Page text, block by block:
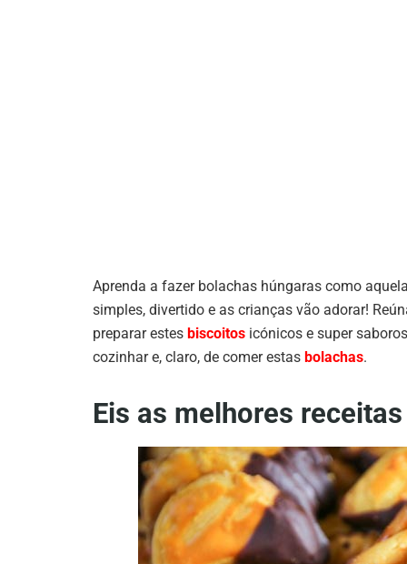
Aprenda a fazer bolachas húngaras como
simples, divertido e as crianças vão adorar!
preparar estes biscoitos icónicos e super
cozinhar e, claro, de comer estas bolachas.
Eis as melhores